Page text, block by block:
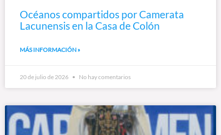
Océanos compartidos por Camerata
Lacunensis en la Casa de Colón
MÁS INFORMACIÓN »
20 de julio de 2026 No hay comentarios